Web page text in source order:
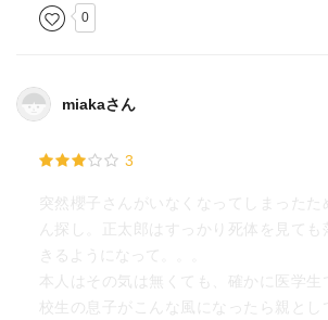
0
miakaさん
3
突然櫻子さんがいなくなってしまったた
ん探し。正太郎はすっかり死体を見ても
きるようになって。。。
本人はその気は無くても、確かに医学生
校生の息子がこんな風になったら親とし